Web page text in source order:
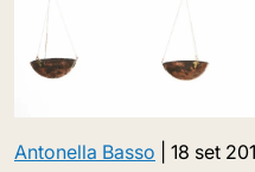
Antonella Basso 18 set